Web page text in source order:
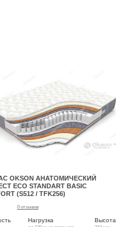
OKSON АНАТОМИЧЕСКИЙ
ECO STANDART BASIC
(S512 / TFK256)
0 отзывов
Нагрузка Высота